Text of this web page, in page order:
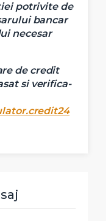
potrivite de
bancar
necesar
de credit
si verifica-